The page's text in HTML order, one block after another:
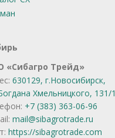
«Сибагро Трейд»
630129, г.Новосибирск,
Хмельницкого, 131/1
+7 (383) 363-06-96
mail@sibagrotrade.ru
https://sibagrotrade.com